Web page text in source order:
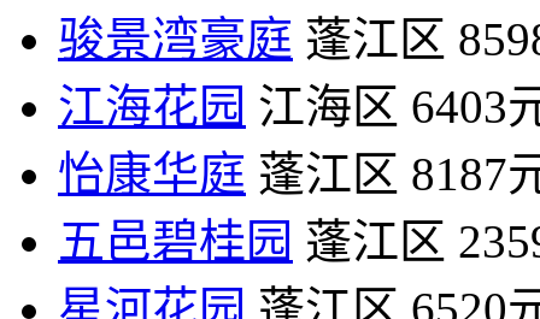
骏景湾豪庭 蓬江区
江海花园 江海区 6403
怡康华庭 蓬江区 8187
五邑碧桂园 蓬江区